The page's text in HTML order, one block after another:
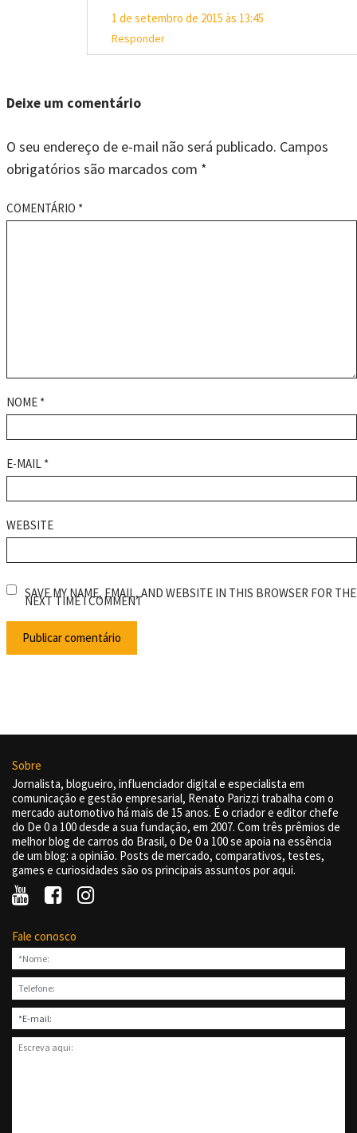
1 de setembro de 2015 às 13:45
Responder
Deixe um comentário
O seu endereço de e-mail não será publicado. Campos
obrigatórios são marcados com *
COMENTÁRIO *
NOME *
E-MAIL *
WEBSITE
SAVE MY NAME, EMAIL, AND WEBSITE IN THIS BROWSER FOR THE
NEXT TIME I COMMENT
Sobre
Jornalista, blogueiro, influenciador digital e especialista em
comunicação e gestão empresarial, Renato Parizzi trabalha com o
mercado automotivo há mais de 15 anos. É o criador e editor chefe
do De 0 a 100 desde a sua fundação, em 2007. Com três prêmios de
melhor blog de carros do Brasil, o De 0 a 100 se apoia na essência
de um blog: a opinião. Posts de mercado, comparativos, testes,
games e curiosidades são os principais assuntos por aqui.
Fale conosco